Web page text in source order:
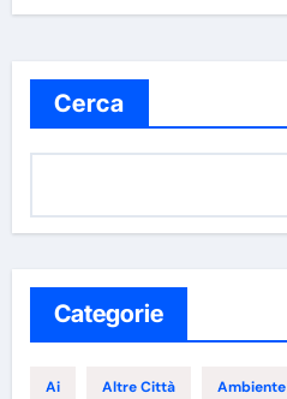
Cerca
Categorie
Ai Altre Città Ambiente